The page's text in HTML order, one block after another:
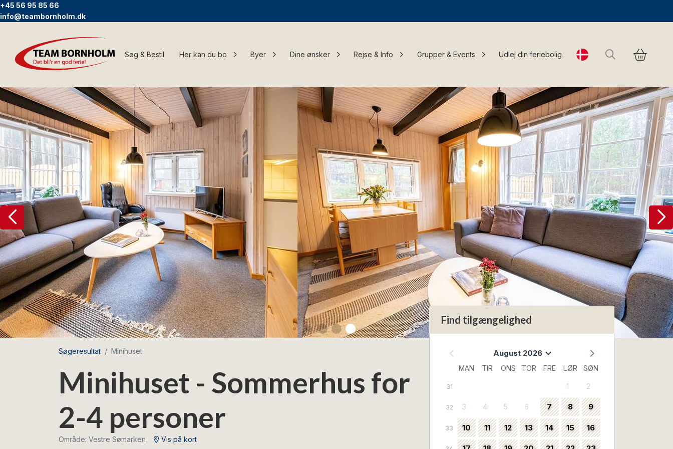
+45 56 95 85 66
info@teambornholm.dk
Søg & Bestil Her kan du bo Byer Dine ønsker Rejse & Info Grupper & Events Udlej din feriebolig Change language
Søg
Søgeresultat Minihuset
Minihuset - Sommerhus for
2-4 personer
Område: Vestre Sømarken Vis på kort
Find tilgængelighed
August 2026
MAN TIR ONS TOR FRE LØR SØN
31 1 2
32 3 4 5 6 7 8 9
33 10 11 12 13 14 15 16